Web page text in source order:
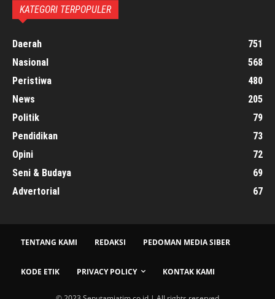
KATEGORI TERPOPULER
Daerah
751
Nasional
568
Peristiwa
480
News
205
Politik
79
Pendidikan
73
Opini
72
Seni & Budaya
69
Advertorial
67
TENTANG KAMI REDAKSI PEDOMAN MEDIA SIBER
KODE ETIK PRIVACY POLICY KONTAK KAMI